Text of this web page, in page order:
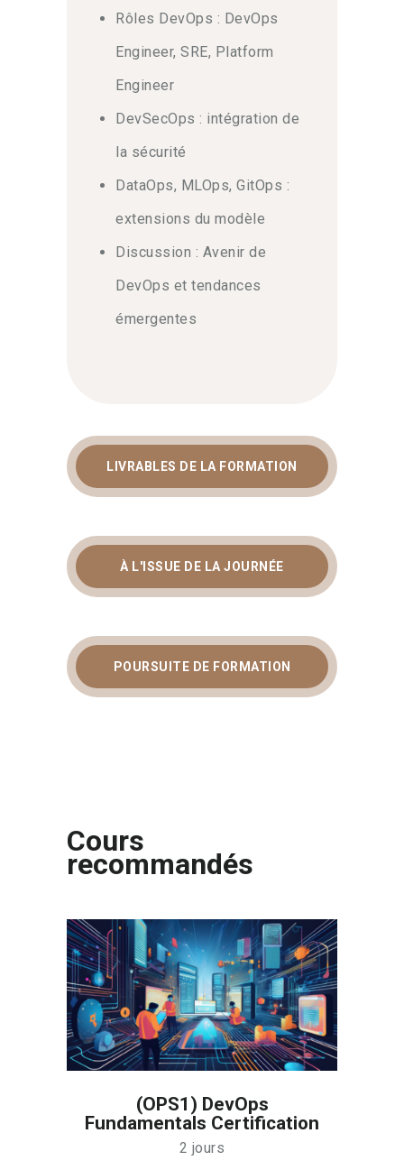
Rôles DevOps : DevOps
Engineer, SRE, Platform
Engineer
DevSecOps : intégration de
la sécurité
DataOps, MLOps, GitOps :
extensions du modèle
Discussion : Avenir de
DevOps et tendances
émergentes
LIVRABLES DE LA FORMATION
À L'ISSUE DE LA JOURNÉE
POURSUITE DE FORMATION
Cours
recommandés
(OPS1) DevOps
Fundamentals Certification
2 jours